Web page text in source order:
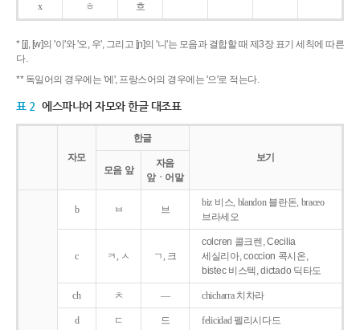
x ㅎ 흐
* [j], [w]의 '이'와 '오, 우', 그리고 [ɲ]의 '니'는 모음과 결합할 때 제3장 표기 세칙에 따른
다.
** 독일어의 경우에는 '에', 프랑스어의 경우에는 '으'로 적는다.
표 2 에스파냐어 자모와 한글 대조표
자모
한글
보기
모음 앞
자음
앞ㆍ어말
b ㅂ 브
biz 비스, blandon 블란돈, braceo
브라세오
c ㅋ, ㅅ ㄱ, 크
colcren 콜크렌, Cecilia
세실리아, coccion 콕시온,
bistec 비스텍, dictado 딕타도
ch ㅊ ― chicharra 치차라
d ㄷ 드 felicidad 펠리시다드